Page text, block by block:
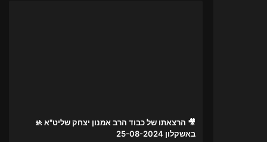
🎥 הרצאתו של כבוד הרב אמנון יצחק שליט"א 🚸
באשקלון 25-08-2024